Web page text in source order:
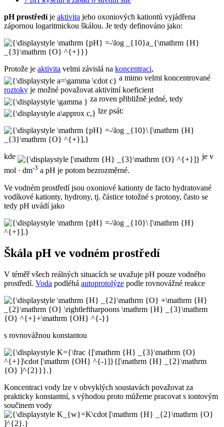
pH prostředíje aktivita jeho oxoniových kationtů vyjádřena
zápornou logaritmickou škálou. Je tedy definováno jako:
Protože je aktivita velmi závislá na koncentraci,
a mimo velmi koncentrované
roztoky je možné považovat aktivitní koeficient
za roven přibližně jedné, tedy
lze psát:
kde
je v
mol · dm-3 a pH je potom bezrozměrné.
Ve vodném prostředí jsou oxoniové kationty de facto hydratované
vodíkové kationty, hydrony, tj. částice totožné s protony, často se
tedy pH uvádí jako
Škála pH ve vodném prostředí
V téměř všech reálných situacích se uvažuje pH pouze vodného
prostředí. Voda podléhá autoprotolýze podle rovnovážné reakce
s rovnovážnou konstantou
Koncentraci vody lze v obvyklých soustavách považovat za
prakticky konstantní, s výhodou proto můžeme pracovat s iontovým
součinem vody